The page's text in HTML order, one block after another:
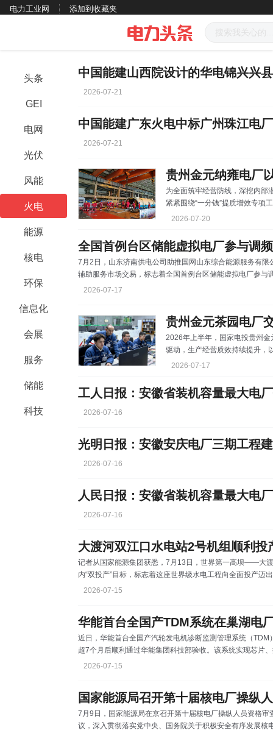
电力工业网 添加到收藏夹
头条
GEI
电网
光伏
风能
火电
能源
核电
环保
信息化
会展
服务
储能
科技
2026-07-21
2026-07-21
贵州金元纳雍电厂
为全面筑牢经营防线，深挖内部
紧紧围绕“一分钱”提质增效专项
子”的思想自觉和行动自觉，凝
万元，为纳雍电厂2026年实现“
包 “以前设备一坏，第一反应
小事，都是我们自己人上手干。”
2026-07-20
全国首例台区储能虚拟电厂参与调
7月2日，山东济南供电公司助推国网山东综合能源服务有
辅助服务市场交易，标志着全国首例台区储能虚拟电厂参
调节开辟新路径。本次入市聚合单元为5兆瓦/10兆瓦时分
2026-07-17
2026年上半年，国家电投贵州
驱动，生产经营质效持续提升，
答卷。 深化市场研判，抢抓
态，通过提前锁定中长期交易电
月底，茶园电厂累计抢抓机会电
2026-07-17
工人日报：安徽省装机容量最大电
2026-07-16
光明日报：安徽安庆电厂三期工程
2026-07-16
人民日报：安徽省装机容量最大电
2026-07-16
大渡河双江口水电站2号机组顺利投
记者从国家能源集团获悉，7月13日，世界第一高坝——大
内“双投产”目标，标志着这座世界级水电工程向全面投产迈
四川省阿坝州，总装机容量200万千瓦，年均发电量77亿
2026-07-15
华能首台全国产TDM系统在巢湖电
近日，华能首台全国产汽轮发电机诊断监测管理系统（
超7个月后顺利通过华能集团科技部验收。该系统实现芯片
进口产品，具备全品类图谱分析、智能故障诊断、预测性
2026-07-15
7月9日，国家能源局在京召开第十届核电厂操纵人员资格
议，深入贯彻落实党中央、国务院关于积极安全有序发展